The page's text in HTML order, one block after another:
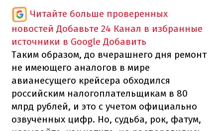
Читайте больше проверенных
новостей Добавьте 24 Канал в избранные
источники в Google Добавить
Таким образом, до вчерашнего дня ремонт
не имеющего аналогов в мире
авианесущего крейсера обходился
российским налогоплательщикам в 80
млрд рублей, и это с учетом официально
озвученных цифр. Но, судьба, рок, фатум,